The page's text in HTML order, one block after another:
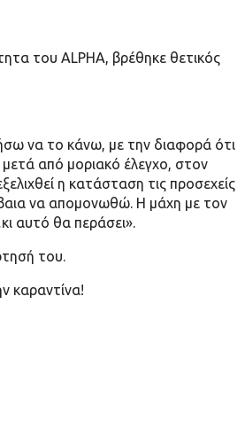
του ALPHA, βρέθηκε θετικός
να το κάνω, με την διαφορά ότι
από μοριακό έλεγχο, στον
η κατάσταση τις προσεχείς
να απομονωθώ. Η μάχη με τον
αυτό θα περάσει».
του.
καραντίνα!